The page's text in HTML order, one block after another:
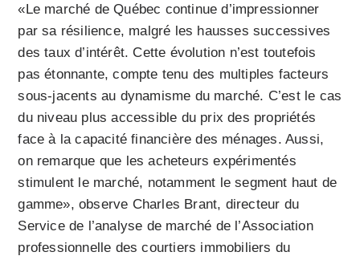
«Le marché de Québec continue d’impressionner
par sa résilience, malgré les hausses successives
des taux d’intérêt. Cette évolution n’est toutefois
pas étonnante, compte tenu des multiples facteurs
sous-jacents au dynamisme du marché. C’est le cas
du niveau plus accessible du prix des propriétés
face à la capacité financière des ménages. Aussi,
on remarque que les acheteurs expérimentés
stimulent le marché, notamment le segment haut de
gamme», observe Charles Brant, directeur du
Service de l’analyse de marché de l’Association
professionnelle des courtiers immobiliers du